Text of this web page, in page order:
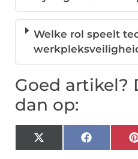
Welke rol speelt
Goed artikel?
dan op:
X
(Twitter)